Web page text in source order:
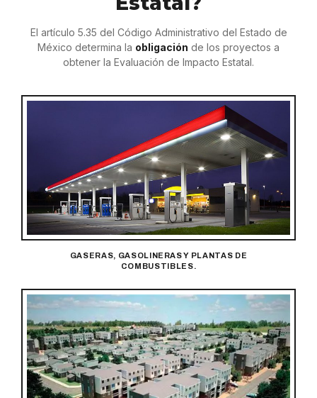
El artículo 5.35 del Código Administrativo del Estado de
México determina la obligación de los proyectos a
obtener la Evaluación de Impacto Estatal.
GASERAS, GASOLINERAS Y PLANTAS DE
COMBUSTIBLES.